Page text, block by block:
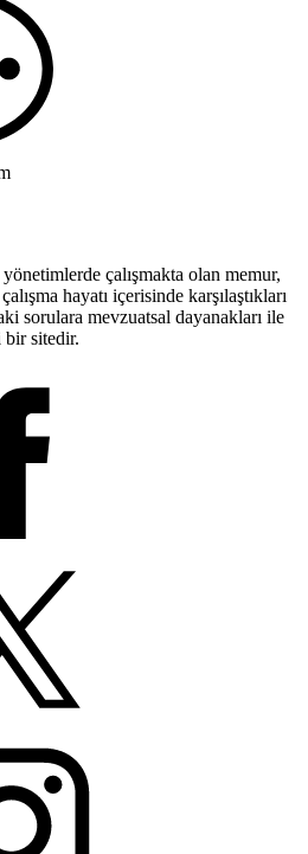
çalışmakta olan memur,
hayatı içerisinde karşılaştıkları
sorulara mevzuatsal dayanakları ile
sitedir.